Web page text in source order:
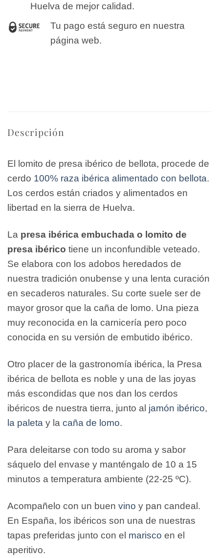
Huelva de mejor calidad.
Tu pago está seguro en nuestra
página web.
Descripción
El lomito de presa ibérico de bellota, procede de
cerdo 100% raza ibérica alimentado con bellota.
Los cerdos están criados y alimentados en
libertad en la sierra de Huelva.
La presa ibérica embuchada o lomito de
presa ibérico tiene un inconfundible veteado.
Se elabora con los adobos heredados de
nuestra tradición onubense y una lenta curación
en secaderos naturales. Su corte suele ser de
mayor grosor que la caña de lomo. Una pieza
muy reconocida en la carnicería pero poco
conocida en su versión de embutido ibérico.
Otro placer de la gastronomía ibérica, la Presa
ibérica de bellota es noble y una de las joyas
más escondidas que nos dan los cerdos
ibéricos de nuestra tierra, junto al jamón ibérico,
la paleta y la caña de lomo.
Para deleitarse con todo su aroma y sabor
sáquelo del envase y manténgalo de 10 a 15
minutos a temperatura ambiente (22-25 ºC).
Acompañelo con un buen vino y pan candeal.
En España, los ibéricos son una de nuestras
tapas preferidas junto con el marisco en el
aperitivo.